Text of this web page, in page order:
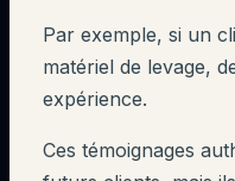
Par exemple, si un
matériel de levage,
expérience.
Ces témoignages